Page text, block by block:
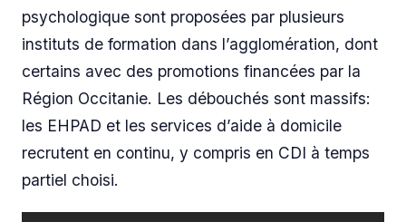
psychologique sont proposées par plusieurs
instituts de formation dans l’agglomération, dont
certains avec des promotions financées par la
Région Occitanie. Les débouchés sont massifs:
les EHPAD et les services d’aide à domicile
recrutent en continu, y compris en CDI à temps
partiel choisi.